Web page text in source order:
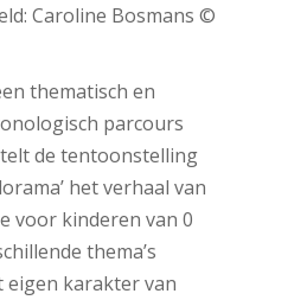
Caroline Bosmans ©
thematisch en
parcours
de tentoonstelling
het verhaal van
voor kinderen van 0
thema’s
eigen karakter van